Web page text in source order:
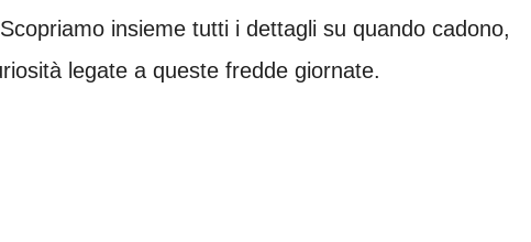
Scopriamo insieme tutti i dettagli su quando cadono,
legate a queste fredde giornate.